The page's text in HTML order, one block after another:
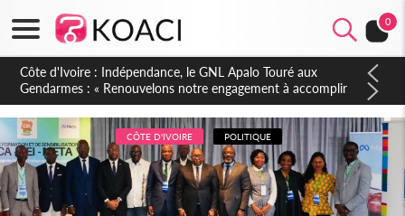
0
Sierra Leone : Un projet de réforme constitutionnelle en
gestation, points clés des amendements, un exclu d'avance
CÔTE D'IVOIRE POLITIQUE